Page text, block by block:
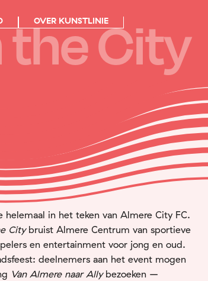
OVER KUNSTLINIE
the City
helemaal in het teken van Almere City FC.
Citybruist Almere Centrum van sportieve
en entertainment voor jong en oud.
deelnemers aan het event mogen
Van Almere naar Allybezoeken –